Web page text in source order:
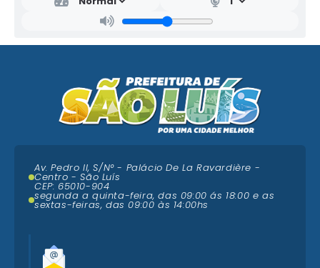
Av. Pedro II, S/N° - Palácio De La Ravardière -
Centro - São Luís
CEP: 65010-904
segunda a quinta-feira, das 09:00 ás 18:00 e as
sextas-feiras, das 09:00 às 14:00hs